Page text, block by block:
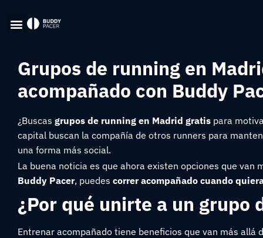
Grupos de running en
acompañado con Buddy
¿Buscas grupos de running en Madrid gratis para
capital buscan la compañía de otros runners para
una forma más social.
La buena noticia es que ahora existen opciones que van
Buddy Pacer, puedes correr acompañado cuando
¿Por qué unirte a un grupo
Entrenar acompañado tiene beneficios que van más allá